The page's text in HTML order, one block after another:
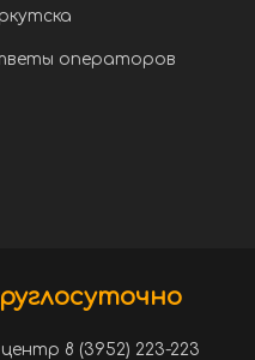
операторов
8 (3952) 223-223